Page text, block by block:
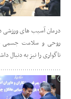
درمان آسیب های ورزشی
روحی و سلامت جسمی
ناگواری را نیز به دنبال